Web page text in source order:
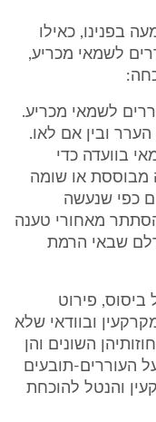
בפנינו, כאילו
לשמאי מכריע,
לשמאי מכריע.
ובין אם לאו.
בוועדה כדי
מבוססת או שומה
כפי שנעשה
מאחורי טענה
שבאי הרמת
פירוט
ובוודאי שלא
השונים והן
העוררים-תובעים
והנטל להוכחת